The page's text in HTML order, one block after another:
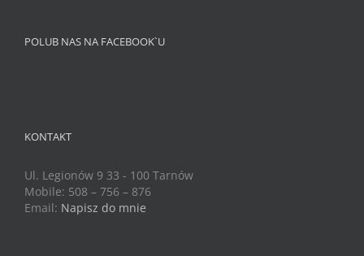
POLUB NAS NA FACEBOOK`U
KONTAKT
Ul. Legionów 9 33 - 100 Tarnów
Mobile: 508 – 756 – 876
Email: Napisz do mnie